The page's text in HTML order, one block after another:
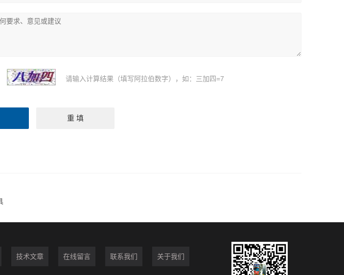
请输入计算结果（填写阿拉伯数字），如：三加四=7
技术文章 在线留言 联系我们 关于我们